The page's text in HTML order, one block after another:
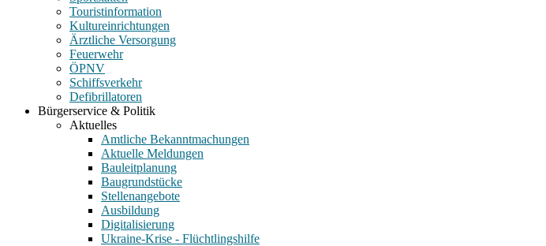
Touristinformation
Kultureinrichtungen
Ärztliche Versorgung
Feuerwehr
ÖPNV
Schiffsverkehr
Defibrillatoren
Bürgerservice & Politik
Aktuelles
Amtliche Bekanntmachungen
Aktuelle Meldungen
Bauleitplanung
Baugrundstücke
Stellenangebote
Ausbildung
Digitalisierung
Ukraine-Krise - Flüchtlingshilfe